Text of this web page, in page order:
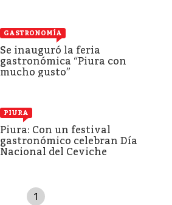
GASTRONOMÍA
Se inauguró la feria
gastronómica “Piura con
mucho gusto”
PIURA
Piura: Con un festival
gastronómico celebran Día
Nacional del Ceviche
1